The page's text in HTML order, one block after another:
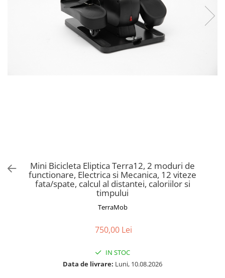
Mini Bicicleta Eliptica Terra12, 2 moduri de
functionare, Electrica si Mecanica, 12 viteze
fata/spate, calcul al distantei, caloriilor si
timpului
TerraMob
750,00 Lei
IN STOC
Data de livrare: Luni, 10.08.2026